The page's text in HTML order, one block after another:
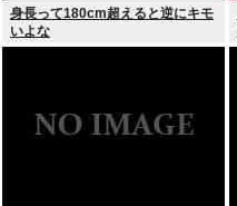
身長って180cm超えると逆にキモ
いよな